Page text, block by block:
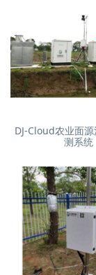
DJ-Cloud农业面
测系统